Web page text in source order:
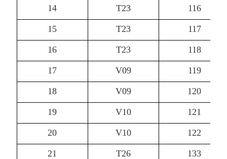
14 T23 116
15 T23 117
16 T23 118
17 V09 119
18 V09 120
19 V10 121
20 V10 122
21 T26 133